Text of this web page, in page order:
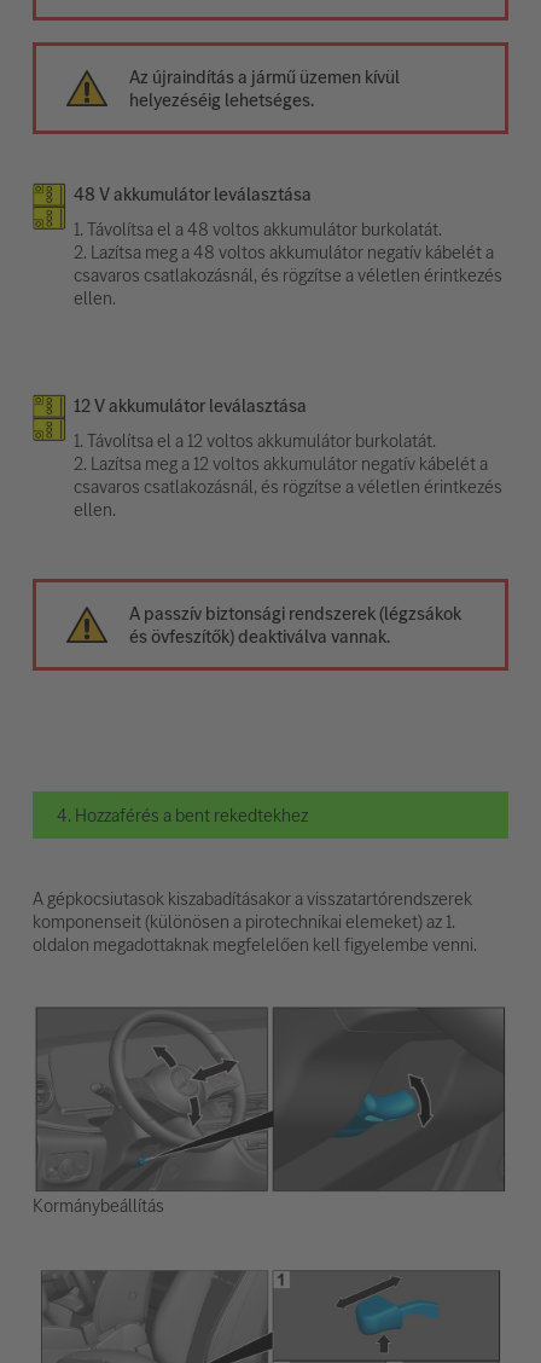
Az újraindítás a jármű üzemen kívül
helyezéséig lehetséges.
48 V akkumulátor leválasztása
1. Távolítsa el a 48 voltos akkumulátor burkolatát.
2. Lazítsa meg a 48 voltos akkumulátor negatív kábelét a
csavaros csatlakozásnál, és rögzítse a véletlen érintkezés
ellen.
12 V akkumulátor leválasztása
1. Távolítsa el a 12 voltos akkumulátor burkolatát.
2. Lazítsa meg a 12 voltos akkumulátor negatív kábelét a
csavaros csatlakozásnál, és rögzítse a véletlen érintkezés
ellen.
A passzív biztonsági rendszerek (légzsákok
és övfeszítők) deaktiválva vannak.
4. Hozzaférés a bent rekedtekhez
A gépkocsiutasok kiszabadításakor a visszatartórendszerek
komponenseit (különösen a pirotechnikai elemeket) az 1.
oldalon megadottaknak megfelelően kell figyelembe venni.
Kormánybeállítás